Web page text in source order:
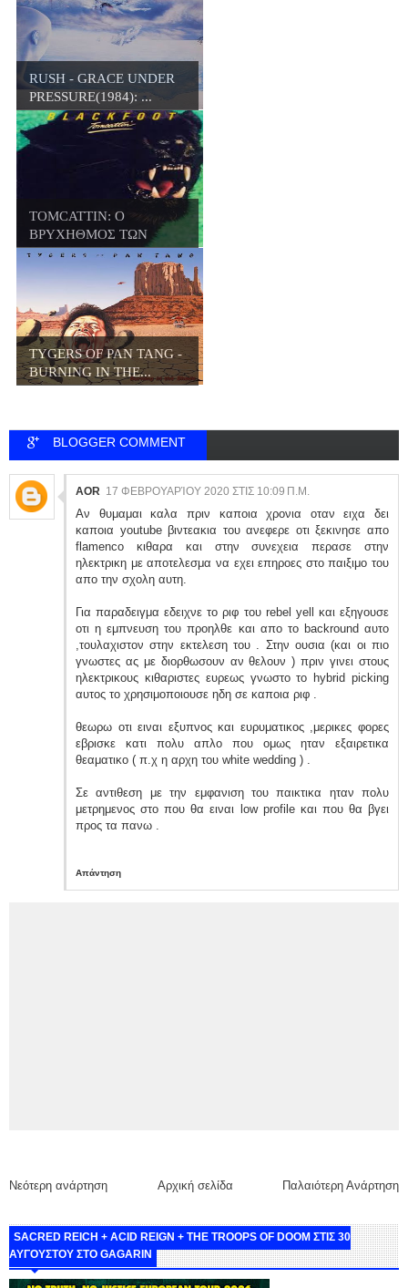
RUSH - GRACE UNDER
PRESSURE(1984): ...
TOMCATTIN: Ο
ΒΡΥΧΗΘΜΟΣ ΤΩΝ
BLACKFOO...
TYGERS OF PAN TANG -
BURNING IN THE...
BLOGGER COMMENT
AOR 17 ΦΕΒΡΟΥΑΡΊΟΥ 2020 ΣΤΙΣ 10:09 Π.Μ.
Αν θυμαμαι καλα πριν καποια χρονια οταν ειχα δει
καποια youtube βιντεακια του ανεφερε οτι ξεκινησε απο
flamenco κιθαρα και στην συνεχεια περασε στην
ηλεκτρικη με αποτελεσμα να εχει επηροες στο παιξιμο του
απο την σχολη αυτη.
Για παραδειγμα εδειχνε το ριφ του rebel yell και εξηγουσε
οτι η εμπνευση του προηλθε και απο το backround αυτο
,τουλαχιστον στην εκτελεση του . Στην ουσια (και οι πιο
γνωστες ας με διορθωσουν αν θελουν ) πριν γινει στους
ηλεκτρικους κιθαριστες ευρεως γνωστο το hybrid picking
αυτος το χρησιμοποιουσε ηδη σε καποια ριφ .
θεωρω οτι ειναι εξυπνος και ευρυματικος ,μερικες φορες
εβρισκε κατι πολυ απλο που ομως ηταν εξαιρετικα
θεαματικο ( π.χ η αρχη του white wedding ) .
Σε αντιθεση με την εμφανιση του παικτικα ηταν πολυ
μετρημενος στο που θα ειναι low profile και που θα βγει
προς τα πανω .
Απάντηση
Νεότερη ανάρτηση Παλαιότερη Ανάρτηση
Αρχική σελίδα
SACRED REICH + ACID REIGN + THE TROOPS OF DOOM ΣΤΙΣ 30
ΑΥΓΟΥΣΤΟΥ ΣΤΟ GAGARIN